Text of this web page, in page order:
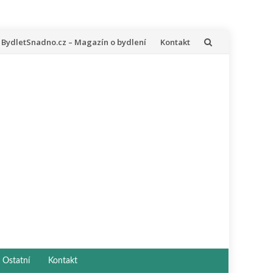
Přeskočit
BydletSnadno.cz – Magazín o bydlení Kontakt
Ostatní Kontakt